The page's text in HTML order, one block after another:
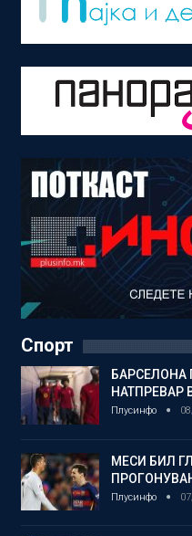
Спорт
БАРСЕЛОНА
НАТПРЕВАР
Плусинфо
МЕСИ БИЛ
Плусинфо